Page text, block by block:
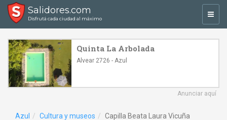
Salidores.com
Disfrutá cada ciudad al máximo
Quinta La Arbolada
Alvear 2726 - Azul
Anunciar aquí
Azul Cultura y museos Capilla Beata Laura Vicuña